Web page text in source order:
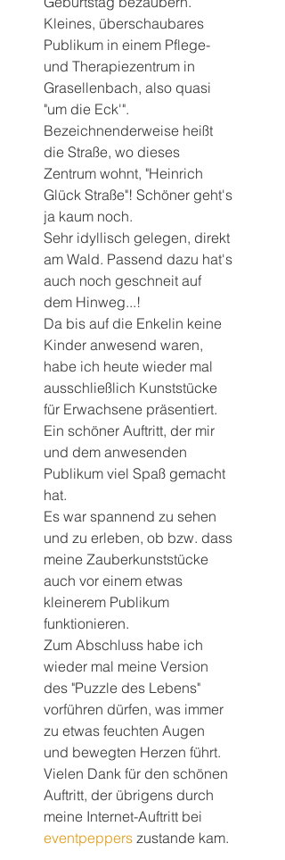
Kleines, überschaubares
Publikum in einem Pflege-
und Therapiezentrum in
Grasellenbach, also quasi
"um die Eck'".
Bezeichnenderweise heißt
die Straße, wo dieses
Zentrum wohnt, "Heinrich
Glück Straße"! Schöner geht's
ja kaum noch.
Sehr idyllisch gelegen, direkt
am Wald. Passend dazu hat's
auch noch geschneit auf
dem Hinweg...!
Da bis auf die Enkelin keine
Kinder anwesend waren,
habe ich heute wieder mal
ausschließlich Kunststücke
für Erwachsene präsentiert.
Ein schöner Auftritt, der mir
und dem anwesenden
Publikum viel Spaß gemacht
hat.
Es war spannend zu sehen
und zu erleben, ob bzw. dass
meine Zauberkunststücke
auch vor einem etwas
kleinerem Publikum
funktionieren.
Zum Abschluss habe ich
wieder mal meine Version
des "Puzzle des Lebens"
vorführen dürfen, was immer
zu etwas feuchten Augen
und bewegten Herzen führt.
Vielen Dank für den schönen
Auftritt, der übrigens durch
meine Internet-Auftritt bei
eventpeppers zustande kam.